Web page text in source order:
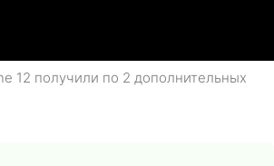
12 получили по 2 дополнительных